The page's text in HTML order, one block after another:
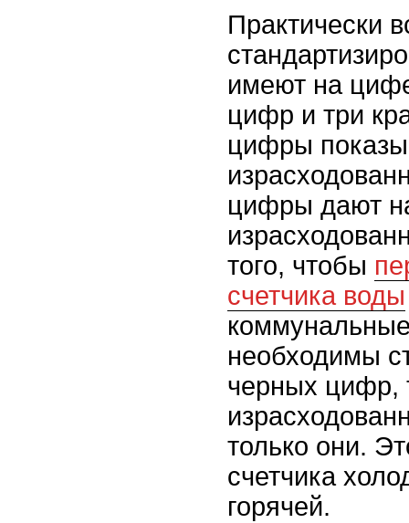
Практически
имеют на
цифр и три
цифры
цифры дают
того, чтобы
счетчика воды
необходимы
черных цифр,
только они.
счетчика
горячей.